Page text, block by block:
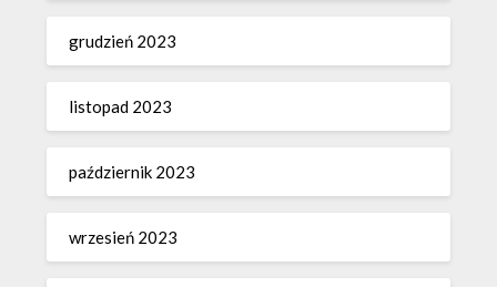
grudzień 2023
listopad 2023
październik 2023
wrzesień 2023